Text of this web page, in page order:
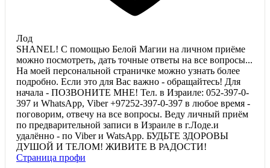
Лод
SHANEL! С помощью Белой Магии на личном приёме
можно посмотреть, дать точные ответы на все вопросы...
На моей персональной страничке можно узнать более
подробно. Если это для Вас важно - обращайтесь! Для
начала - ПОЗВОНИТЕ МНЕ! Тел. в Израиле: 052-397-0-
397 и WhatsApp, Viber +97252-397-0-397 в любое время -
поговорим, отвечу на все вопросы. Веду личный приём
по предварительной записи в Израиле в г.Лоде.и
удалённо - по Viber и WatsApp. БУДЬТЕ ЗДОРОВЫ
ДУШОЙ И ТЕЛОМ! ЖИВИТЕ В РАДОСТИ!
Страница профи